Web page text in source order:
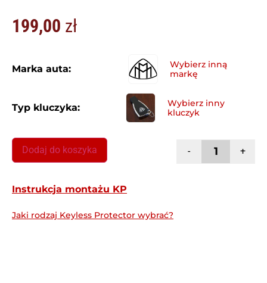
199,00 zł
Marka auta:
Typ kluczyka:
- +
Dodaj do koszyka
Instrukcja montażu KP
Jaki rodzaj Keyless Protector wybrać?